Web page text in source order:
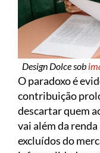
Design Dolce sob
O paradoxo é
contribuição
descartar quem
vai além da
excluídos do